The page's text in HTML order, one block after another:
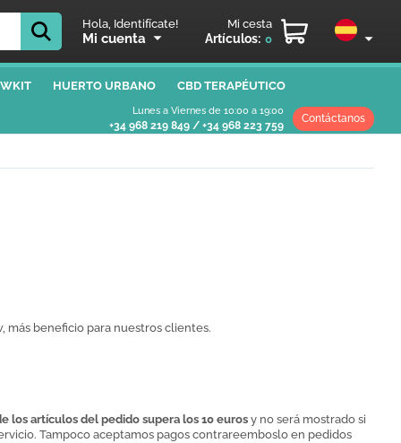
Hola, Identifícate!
Mi cuenta
Mi cesta
Artículos: 0
HUERTO URBANO CBD TERAPÉUTICO
Lunes a Viernes de 10:00 a 19:00
+34 968 219 849 / +34 968 223 759
Contáctanos
más beneficio para nuestros clientes.
los artículos del pedido supera los 10 euros y no será mostrado si
Tampoco aceptamos pagos contrareemboslo en pedidos